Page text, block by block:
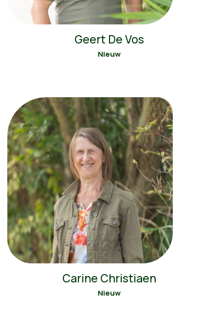
Geert De Vos
Nieuw
Carine Christiaen
Nieuw